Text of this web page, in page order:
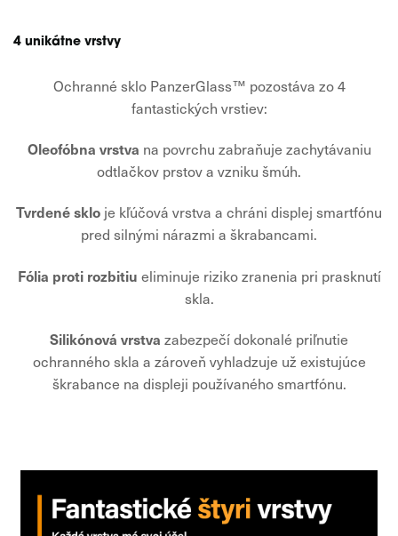
4 unikátne vrstvy
Ochranné sklo PanzerGlass™ pozostáva zo 4
fantastických vrstiev:
Oleofóbna vrstva na povrchu zabraňuje zachytávaniu
odtlačkov prstov a vzniku šmúh.
Tvrdené sklo je kľúčová vrstva a chráni displej smartfónu
pred silnými nárazmi a škrabancami.
Fólia proti rozbitiu eliminuje riziko zranenia pri prasknutí
skla.
Silikónová vrstva zabezpečí dokonalé priľnutie
ochranného skla a zároveň vyhladzuje už existujúce
škrabance na displeji používaného smartfónu.